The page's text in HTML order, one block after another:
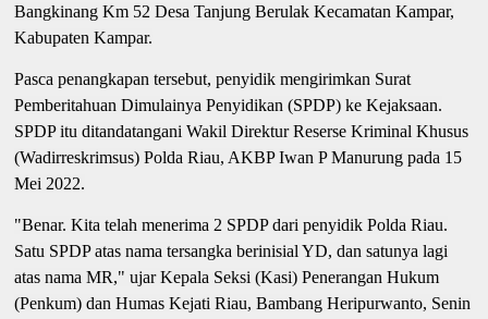
Bangkinang Km 52 Desa Tanjung Berulak Kecamatan Kampar,
Kabupaten Kampar.
Pasca penangkapan tersebut, penyidik mengirimkan Surat
Pemberitahuan Dimulainya Penyidikan (SPDP) ke Kejaksaan.
SPDP itu ditandatangani Wakil Direktur Reserse Kriminal Khusus
(Wadirreskrimsus) Polda Riau, AKBP Iwan P Manurung pada 15
Mei 2022.
"Benar. Kita telah menerima 2 SPDP dari penyidik Polda Riau.
Satu SPDP atas nama tersangka berinisial YD, dan satunya lagi
atas nama MR," ujar Kepala Seksi (Kasi) Penerangan Hukum
(Penkum) dan Humas Kejati Riau, Bambang Heripurwanto, Senin